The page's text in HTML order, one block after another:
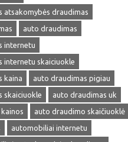
atsakomybės draudimas
auto draudimas
internetu
internetu skaiciuokle
kaina
auto draudimas pigiau
skaiciuokle
auto draudimas uk
auto draudimo skaičiuoklė
automobiliai internetu